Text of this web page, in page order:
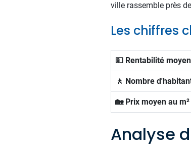
ville rassemble près
Les chiffres
💵 Rentabilité
🚶 Nombre
🏡 Prix moyen au m²
Analyse